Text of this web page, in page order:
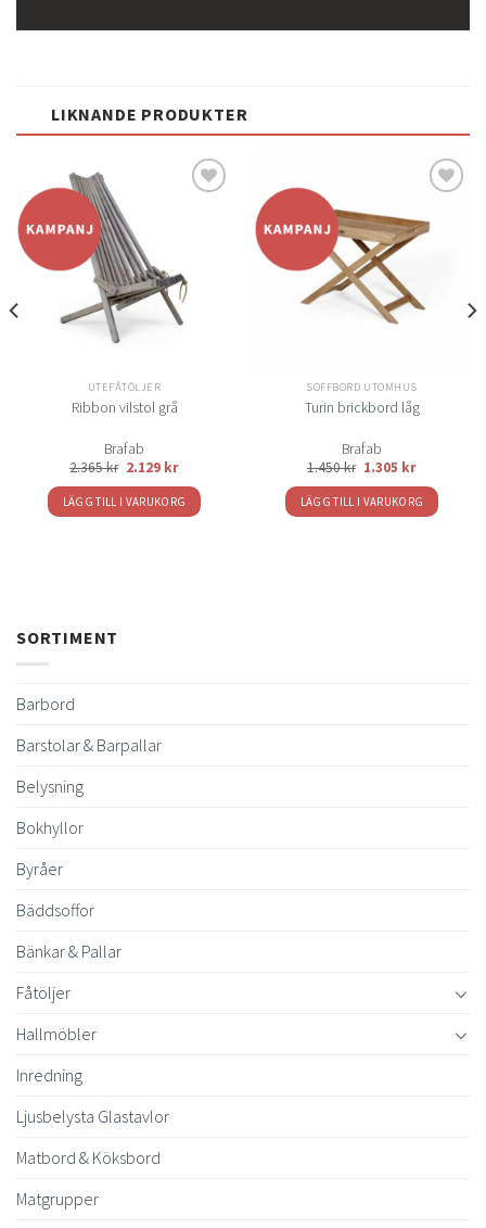
LIKNANDE PRODUKTER
UTEFÅTÖLJER
Ribbon vilstol grå
Brafab
2.365kr 2.129 kr
LÄGG TILL I VARUKORG
SOFFBORD UTOMHUS
Turin brickbord låg
Brafab
1.450kr 1.305 kr
LÄGG TILL I VARUKORG
SORTIMENT
Barbord
Barstolar & Barpallar
Belysning
Bokhyllor
Byråer
Bäddsoffor
Bänkar & Pallar
Fåtöljer
Hallmöbler
Inredning
Ljusbelysta Glastavlor
Matbord & Köksbord
Matgrupper